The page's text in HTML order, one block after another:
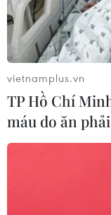
vietnamplus.vn
TP Hồ Chí
máu do ăn